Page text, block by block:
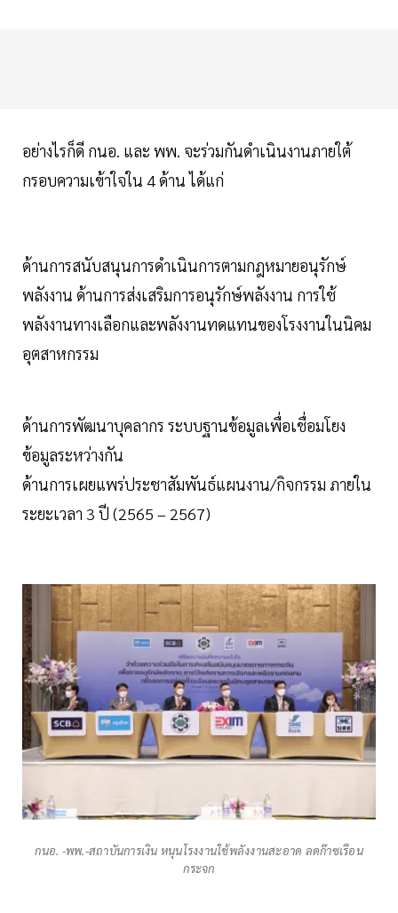
อย่างไรก็ดี กนอ. และ พพ. จะร่วมกันดำเนินงานภายใต้
กรอบความเข้าใจใน 4 ด้าน ได้แก่
ด้านการสนับสนุนการดำเนินการตามกฎหมายอนุรักษ์
พลังงาน ด้านการส่งเสริมการอนุรักษ์พลังงาน การใช้
พลังงานทางเลือกและพลังงานทดแทนของโรงงานในนิคม
อุตสาหกรรม
ด้านการพัฒนาบุคลากร ระบบฐานข้อมูลเพื่อเชื่อมโยง
ข้อมูลระหว่างกัน
ด้านการเผยแพร่ประชาสัมพันธ์แผนงาน/กิจกรรม ภายใน
ระยะเวลา 3 ปี (2565 – 2567)
กนอ. -พพ.-สถาบันการเงิน หนุนโรงงานใช้พลังงานสะอาด ลดก๊าซเรือน
กระจก